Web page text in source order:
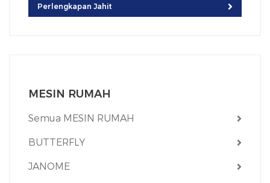
Perlengkapan Jahit
MESIN RUMAH
Semua MESIN RUMAH
BUTTERFLY
JANOME